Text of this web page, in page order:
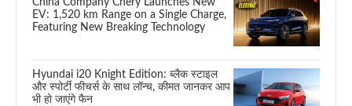
China Company Chery Launches New
EV: 1,520 km Range on a Single Charge,
Featuring New Breaking Technology
Hyundai i20 Knight Edition: ब्लैक स्टाइल
और स्पोर्टी फीचर्स के साथ लॉन्च, कीमत जानकर आप
भी हो जाएंगे फैन